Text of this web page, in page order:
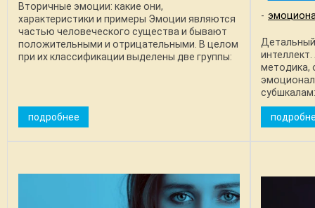
Вторичные эмоции: какие они,
характеристики и примеры Эмоции являются
частью человеческого существа и бывают
положительными и отрицательными. В целом
при их классификации выделены две группы:
подробнее
методика,
людей и